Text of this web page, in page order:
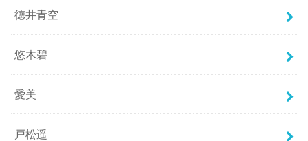
徳井青空
悠木碧
愛美
戸松遥